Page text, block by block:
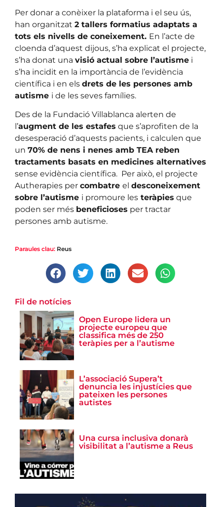
Per donar a conèixer la plataforma i el seu ús,
han organitzat 2 tallers formatius adaptats a
tots els nivells de coneixement. En l’acte de
cloenda d’aquest dijous, s’ha explicat el projecte,
s’ha donat una visió actual sobre l’autisme i
s’ha incidit en la importància de l’evidència
científica i en els drets de les persones amb
autisme i de les seves famílies.
Des de la Fundació Villablanca alerten de
l’augment de les estafes que s’aprofiten de la
desesperació d’aquests pacients, i calculen que
un 70% de nens i nenes amb TEA reben
tractaments basats en medicines alternatives
sense evidència científica. Per això, el projecte
Autherapies per combatre el desconeixement
sobre l’autisme i promoure les teràpies que
poden ser més beneficioses per tractar
persones amb autisme.
Paraules clau: Reus
Fil de notícies
Open Europe lidera un
projecte europeu que
classifica més de 250
teràpies per a l’autisme
L’associació Supera’t
denuncia les injustícies que
pateixen les persones
autistes
Una cursa inclusiva donarà
visibilitat a l’autisme a Reus